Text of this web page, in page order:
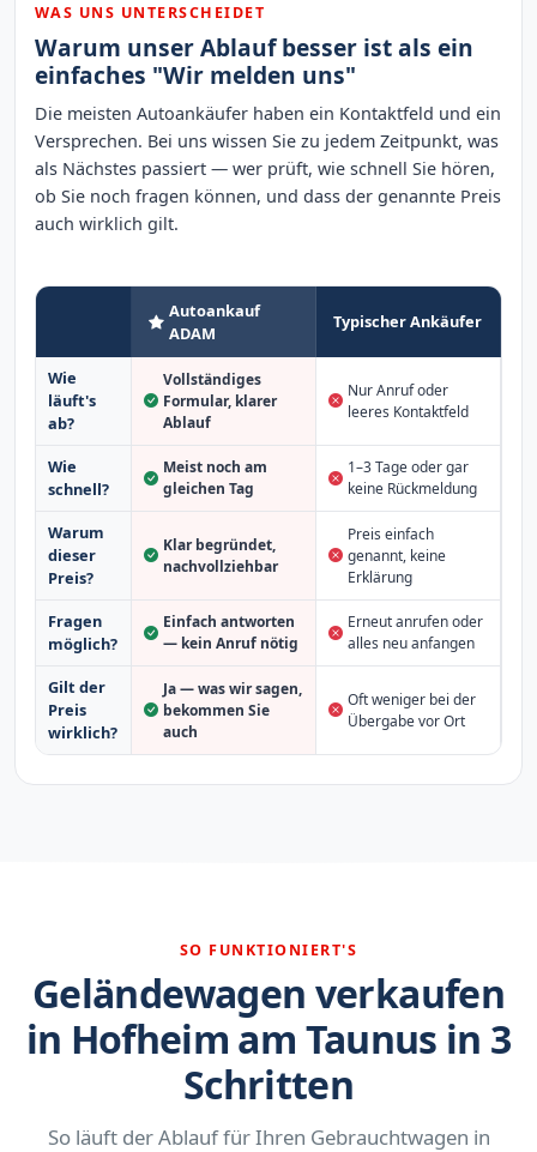
WAS UNS UNTERSCHEIDET
Warum unser Ablauf besser ist als ein
einfaches "Wir melden uns"
Die meisten Autoankäufer haben ein Kontaktfeld und ein
Versprechen. Bei uns wissen Sie zu jedem Zeitpunkt, was
als Nächstes passiert — wer prüft, wie schnell Sie hören,
ob Sie noch fragen können, und dass der genannte Preis
auch wirklich gilt.
Autoankauf
ADAM
Typischer Ankäufer
Wie
läuft's
ab?
Vollständiges
Formular, klarer
Ablauf
Nur Anruf oder
leeres Kontaktfeld
Wie
schnell?
Meist noch am
gleichen Tag
1–3 Tage oder gar
keine Rückmeldung
Warum
dieser
Preis?
Klar begründet,
nachvollziehbar
Preis einfach
genannt, keine
Erklärung
Fragen
möglich?
Einfach antworten
— kein Anruf nötig
Erneut anrufen oder
alles neu anfangen
Gilt der
Preis
wirklich?
Ja — was wir sagen,
bekommen Sie
auch
Oft weniger bei der
Übergabe vor Ort
SO FUNKTIONIERT'S
Geländewagen verkaufen
in Hofheim am Taunus in 3
Schritten
So läuft der Ablauf für Ihren Gebrauchtwagen in